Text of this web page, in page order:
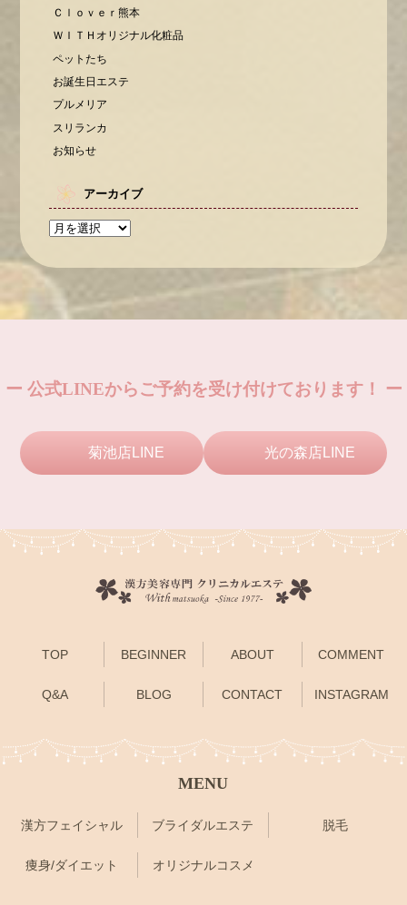
Ｃｌｏｖｅｒ熊本
ＷＩＴＨオリジナル化粧品
ペットたち
お誕生日エステ
プルメリア
スリランカ
お知らせ
アーカイブ
ー 公式LINEからご予約を受け付けております！ ー
菊池店LINE 光の森店LINE
TOP BEGINNER ABOUT COMMENT
Q&A BLOG CONTACT INSTAGRAM
MENU
漢方フェイシャル ブライダルエステ 脱毛
痩身/ダイエット オリジナルコスメ